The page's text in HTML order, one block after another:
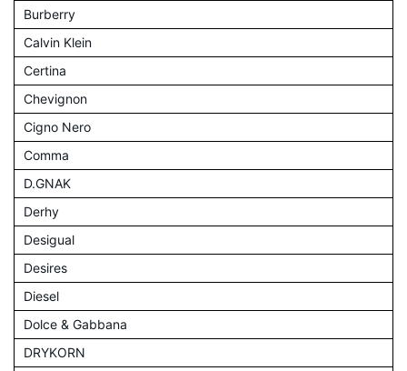
Burberry
Calvin Klein
Certina
Chevignon
Cigno Nero
Comma
D.GNAK
Derhy
Desigual
Desires
Diesel
Dolce & Gabbana
DRYKORN